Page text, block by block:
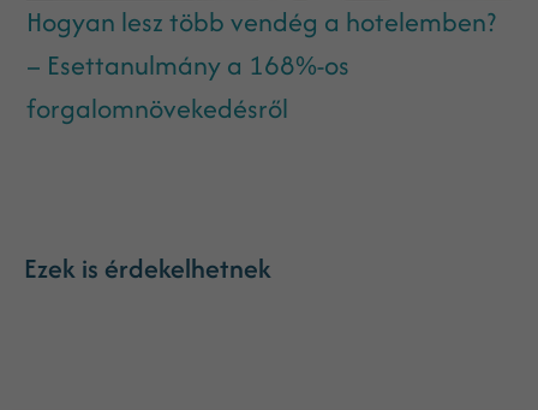
Hogyan lesz több vendég a hotelemben?
– Esettanulmány a 168%-os
forgalomnövekedésről
Ezek is érdekelhetnek